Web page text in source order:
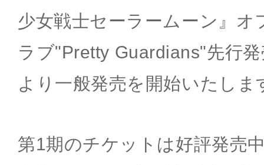
少女戦士セーラームーン』
ラブ"Pretty Guardians"先行
より一般発売を開始いたしま
第1期のチケットは好評発売